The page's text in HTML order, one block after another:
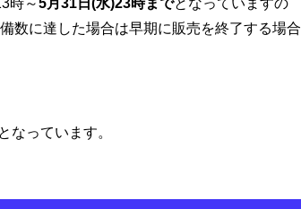
時～5月31日(水)23時までとなっていますの
数に達した場合は早期に販売を終了する場合
なっています。